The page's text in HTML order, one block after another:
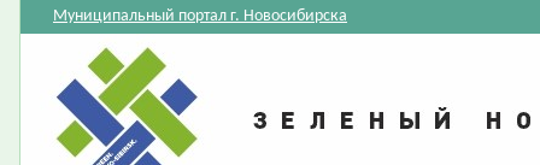
Муниципальный портал г. Новосибирска